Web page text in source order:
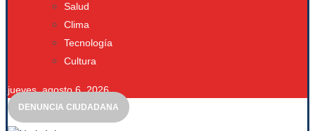
Salud
Clima
Tecnología
Cultura
jueves, agosto 6, 2026
DENUNCIA CIUDADANA